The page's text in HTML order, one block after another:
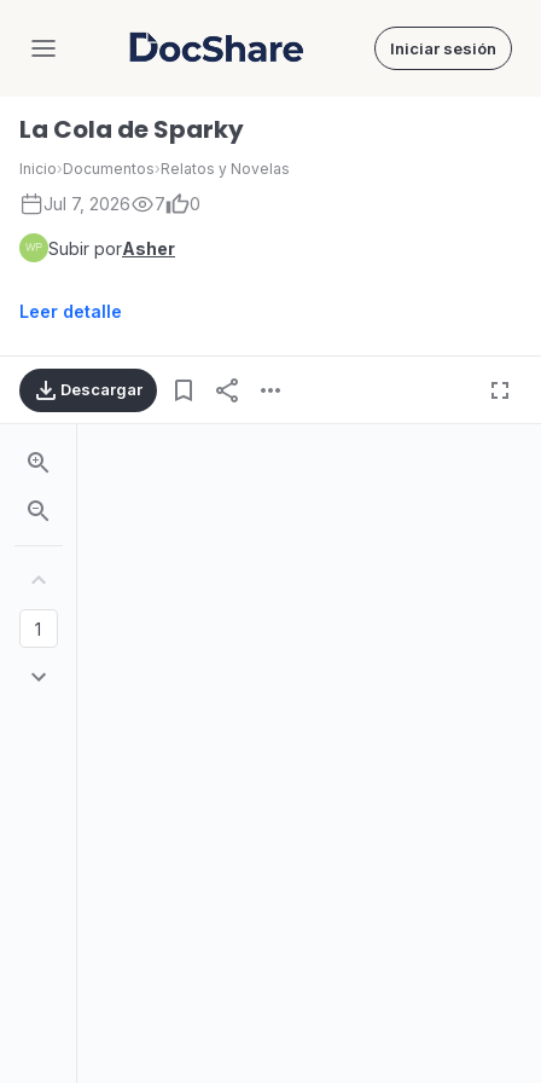
DocShare Iniciar sesión
La Cola de Sparky
Inicio›Documentos›Relatos y Novelas
Jul 7, 2026 7 0
Subir porAsher
Leer detalle
Descargar